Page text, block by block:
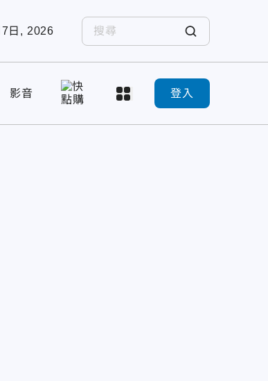
日, 2026
影音 登入